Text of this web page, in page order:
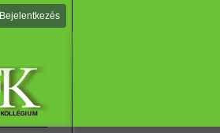
Bejelentkezés